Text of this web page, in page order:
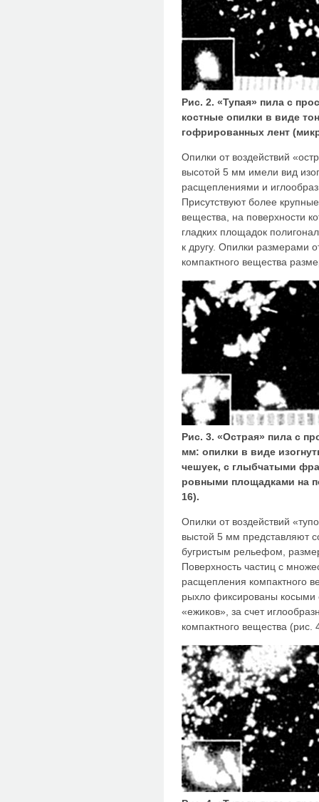
Рис. 2. «Тупая» пила с
костные опилки в виде
гофрированных лент
Опилки от воздействий
высотой 5 мм имели вид
расщеплениями и
Присутствуют более
вещества, на поверхности
гладких площадок
к другу. Опилки размерами
компактного вещества
Рис. 3. «Острая» пила с
мм: опилки в виде
чешуек, с глыбчатыми
ровными площадками на
16).
Опилки от воздействий
выстой 5 мм представляют
бугристым рельефом,
Поверхность частиц с
расщепления компактного
рыхло фиксированы косыми
«ежиков», за счет
компактного вещества (рис.